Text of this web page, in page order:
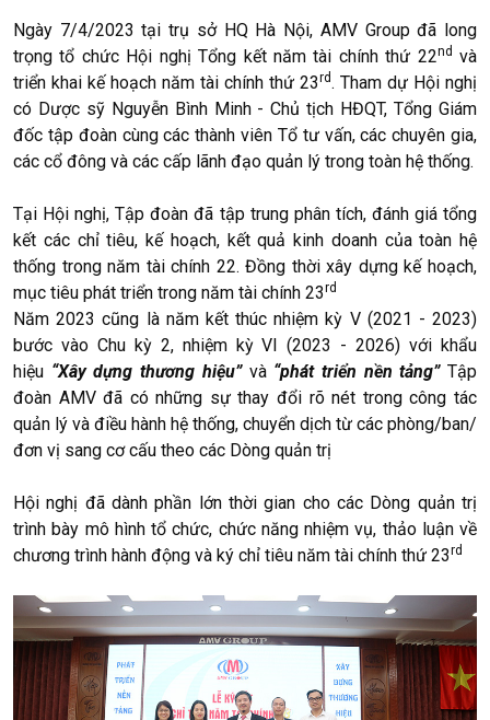
Ngày 7/4/2023 tại trụ sở HQ Hà Nội, AMV Group đã long
trọng tổ chức Hội nghị Tổng kết năm tài chính thứ 22nd và
triển khai kế hoạch năm tài chính thứ 23rd. Tham dự Hội nghị
có Dược sỹ Nguyễn Bình Minh - Chủ tịch HĐQT, Tổng Giám
đốc tập đoàn cùng các thành viên Tổ tư vấn, các chuyên gia,
các cổ đông và các cấp lãnh đạo quản lý trong toàn hệ thống.
Tại Hội nghị, Tập đoàn đã tập trung phân tích, đánh giá tổng
kết các chỉ tiêu, kế hoạch, kết quả kinh doanh của toàn hệ
thống trong năm tài chính 22. Đồng thời xây dựng kế hoạch,
mục tiêu phát triển trong năm tài chính 23rd
Năm 2023 cũng là năm kết thúc nhiệm kỳ V (2021 - 2023)
bước vào Chu kỳ 2, nhiệm kỳ VI (2023 - 2026) với khẩu
hiệu “Xây dựng thương hiệu” và “phát triển nền tảng”Tập
đoàn AMV đã có những sự thay đổi rõ nét trong công tác
quản lý và điều hành hệ thống, chuyển dịch từ các phòng/ban/
đơn vị sang cơ cấu theo các Dòng quản trị
Hội nghị đã dành phần lớn thời gian cho các Dòng quản trị
trình bày mô hình tổ chức, chức năng nhiệm vụ, thảo luận về
chương trình hành động và ký chỉ tiêu năm tài chính thứ 23rd